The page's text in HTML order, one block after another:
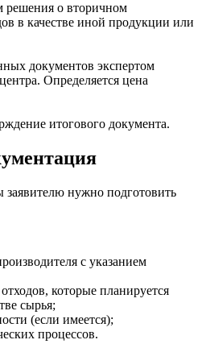
решения о вторичном
в качестве иной продукции или
документов экспертом
Определяется цена
итогового документа.
нужно подготовить
с указанием
которые планируется
сырья;
(если имеется);
процессов.